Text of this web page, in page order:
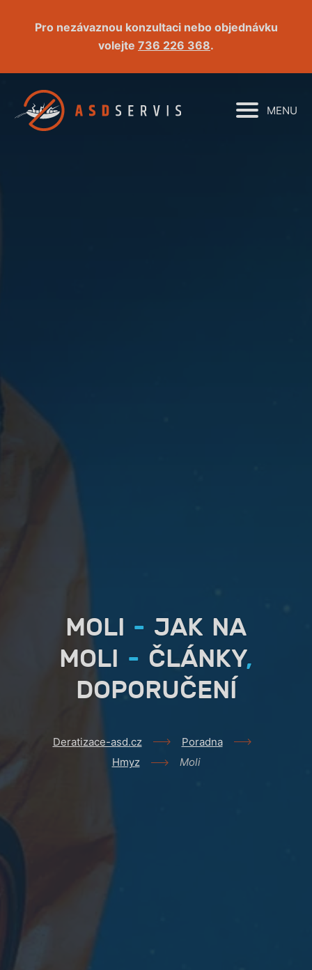
Pro nezávaznou konzultaci nebo objednávku
volejte 736 226 368.
MENU
MOLI - JAK NA
MOLI - ČLÁNKY,
DOPORUČENÍ
Deratizace-asd.cz
Poradna
Hmyz
Moli